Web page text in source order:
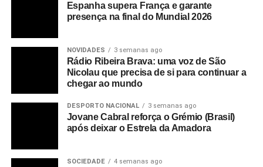
Espanha supera França e garante
presença na final do Mundial 2026
NOVIDADES 3 semanas ago
Rádio Ribeira Brava: uma voz de São
Nicolau que precisa de si para continuar a
chegar ao mundo
DESPORTO NACIONAL 3 semanas ago
Jovane Cabral reforça o Grémio (Brasil)
após deixar o Estrela da Amadora
SOCIEDADE 4 semanas ago